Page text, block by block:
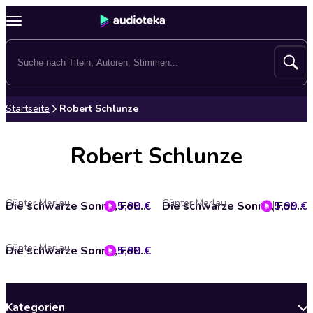
Startseite Robert Schlunze
Robert Schlunze
Die schwarze Sonne, Folge 20: Gefangener No. 07
Günter Merlau 5,99 € Die schwarze Sonne, Folge 22: Operation Epsilon
Günter Merlau 5,99 €
Die schwarze Sonne, Folge 23: Die geheime Stadt
Günter Merlau 5,99 €
Kategorien